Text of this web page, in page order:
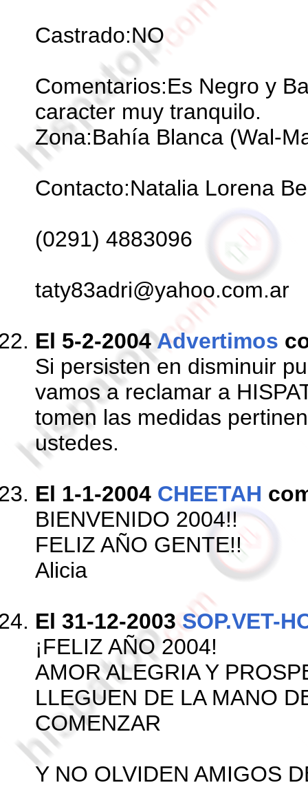
Castrado:NO
Comentarios:Es Negro y
caracter muy tranquilo.
Zona:Bahía Blanca (Wal-
Contacto:Natalia Lorena
(0291) 4883096
taty83adri@yahoo.com.ar
El 5-2-2004Advertimos
Si persisten en disminuir
vamos a reclamar a
tomen las medidas
ustedes.
El 1-1-2004 CHEETAH
BIENVENIDO 2004!!
FELIZ AÑO GENTE!!
Alicia
El 31-12-2003SOP.VET-
¡FELIZ AÑO 2004!
AMOR ALEGRIA Y
LLEGUEN DE LA MANO
COMENZAR
Y NO OLVIDEN AMIGOS